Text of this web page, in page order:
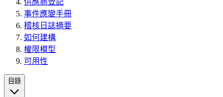
事件應變手冊
稽核日誌摘要
如何建構
權限模型
可用性
目錄